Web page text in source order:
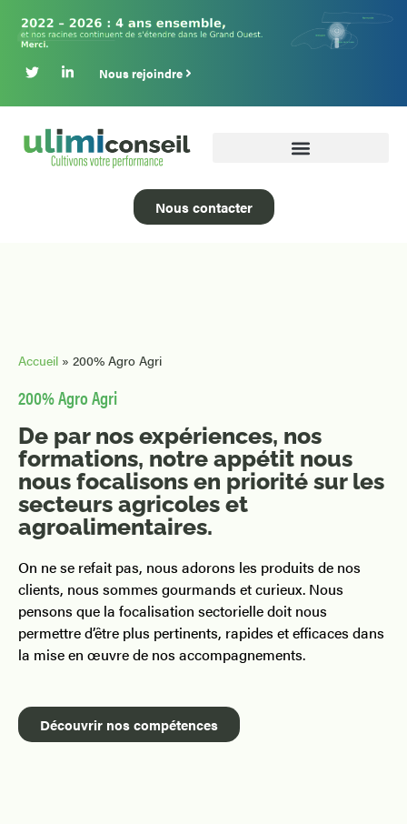
Nous rejoindre
Nous contacter
Accueil » 200% Agro Agri
200% Agro Agri
De par nos expériences, nos
formations, notre appétit nous
nous focalisons en priorité sur les
secteurs agricoles et
agroalimentaires.
On ne se refait pas, nous adorons les produits de nos
clients, nous sommes gourmands et curieux. Nous
pensons que la focalisation sectorielle doit nous
permettre d’être plus pertinents, rapides et efficaces dans
la mise en œuvre de nos accompagnements.
Découvrir nos compétences